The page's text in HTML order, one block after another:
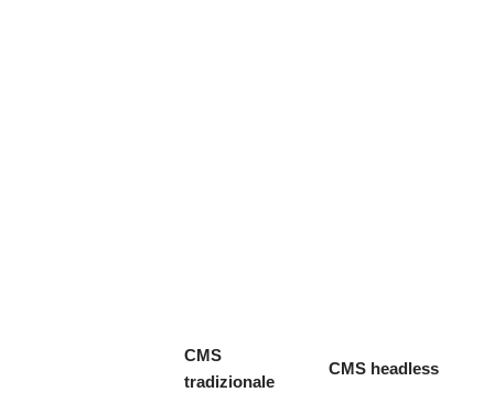
CMS
tradizionale
CMS headless